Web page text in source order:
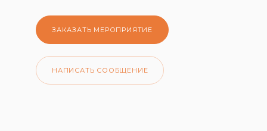
ЗАКАЗАТЬ МЕРОПРИЯТИЕ
НАПИСАТЬ СООБЩЕНИЕ